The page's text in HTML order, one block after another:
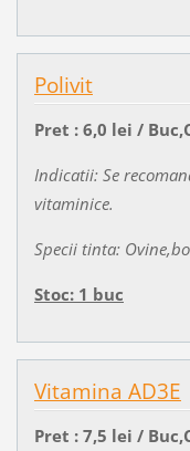
Polivit
Pret : 6,0 lei /
Indicatii: Se
vitaminice.
Specii tinta:
Stoc: 1 buc
Vitamina AD3E
Pret : 7,5 lei /